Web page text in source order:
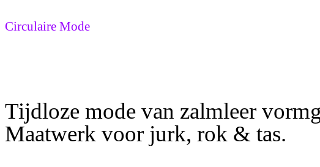
Circulaire Mode
Tijdloze mode van zalmleer
Maatwerk voor jurk, rok & tas.